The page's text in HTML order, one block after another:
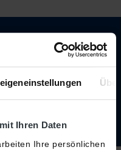
Ihren Daten
Ihre persönlichen
Newsletter